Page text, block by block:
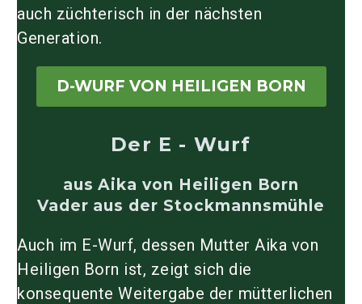
auch züchterisch in der nächsten
Generation.
D-WURF VON HEILIGEN BORN
Der E - Wurf
aus Aika von Heiligen Born
Vader aus der Stockmannsmühle
Auch im E-Wurf, dessen Mutter Aika von
Heiligen Born ist, zeigt sich die
konsequente Weitergabe der mütterlichen